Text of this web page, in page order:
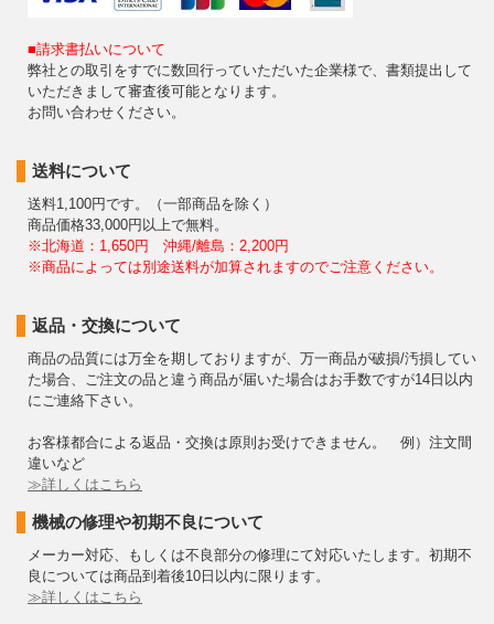
■請求書払いについて
弊社との取引をすでに数回行っていただいた企業様で、書類提出して
いただきまして審査後可能となります。
お問い合わせください。
送料について
送料1,100円です。（一部商品を除く）
商品価格33,000円以上で無料。
※北海道：1,650円 沖縄/離島：2,200円
※商品によっては別途送料が加算されますのでご注意ください。
返品・交換について
商品の品質には万全を期しておりますが、万一商品が破損/汚損してい
た場合、ご注文の品と違う商品が届いた場合はお手数ですが14日以内
にご連絡下さい。
お客様都合による返品・交換は原則お受けできません。 例）注文間
違いなど
≫詳しくはこちら
機械の修理や初期不良について
メーカー対応、もしくは不良部分の修理にて対応いたします。初期不
良については商品到着後10日以内に限ります。
≫詳しくはこちら